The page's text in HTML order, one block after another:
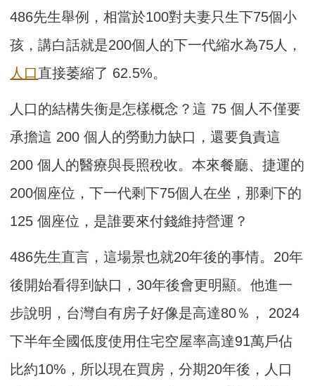
486先生舉例，相當於100對夫妻只生下75個小
孩，講白話就是200個人的下一代縮水為75人，
人口直接萎縮了 62.5%。
人口的結構失衡是怎樣概念？這 75 個人不僅要
承擔這 200 個人的勞動力缺口，還要負責這
200 個人的醫療與長照稅收。本來餐廳、捷運的
200個座位，下一代剩下75個人在坐，那剩下的
125 個座位，是誰要來付錢維持營運？
486先生直言，這場景也就20年後的事情。20年
後開始看得到缺口，30年後會更明顯。他進一
步說明，台灣自有房子好像是高達80％， 2024
下半年全國低度使用住宅空屋率高達91萬戶佔
比約10%，所以現在買房，分期20年後，人口